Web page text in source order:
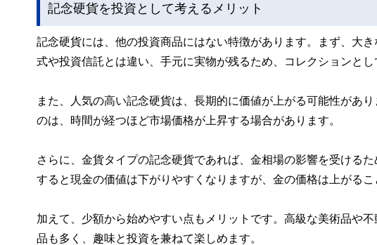
記念硬貨を投資として考えるメリット
記念硬貨には、他の投資商品にはない特徴があります。まず、大
式や投資信託とは違い、手元に実物が残るため、コレクションとし
また、人気の高い記念硬貨は、長期的に価値が上がる可能性があ
のは、時間が経つほど市場価格が上昇する場合があります。
さらに、金貨タイプの記念硬貨であれば、金相場の影響を受ける
すると現金の価値は下がりやすくなりますが、金の価格は上がるこ
加えて、少額から始めやすい点もメリットです。高級な美術品や
品も多く、趣味と投資を兼ねて楽しめます。